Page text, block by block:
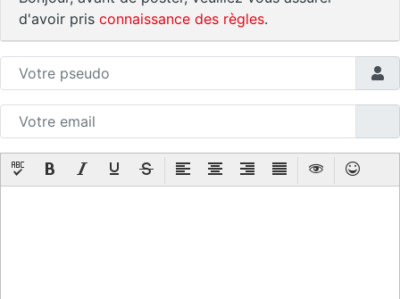
d'avoir pris connaissance des règles.